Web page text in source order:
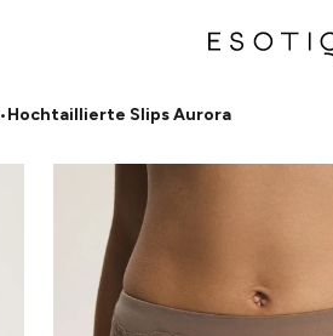
•Hochtaillierte Slips Aurora